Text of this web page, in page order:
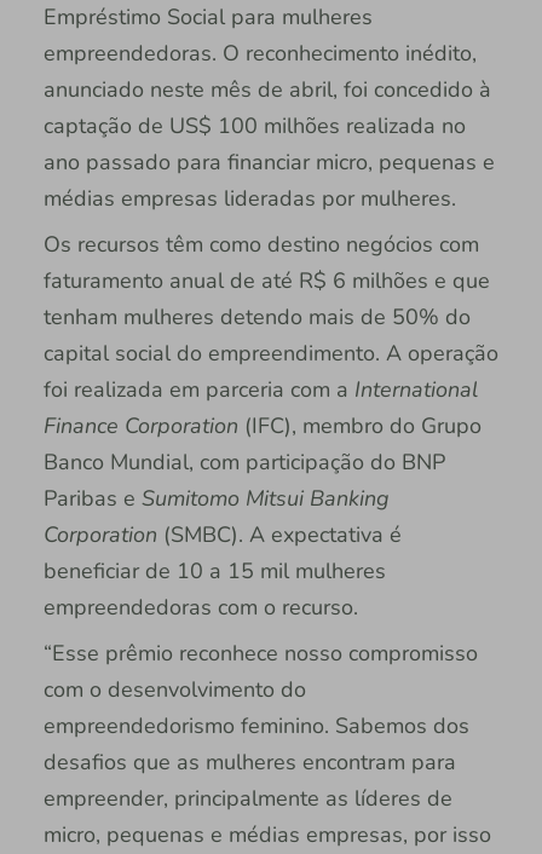
Empréstimo Social para mulheres
empreendedoras. O reconhecimento inédito,
anunciado neste mês de abril, foi concedido à
captação de US$ 100 milhões realizada no
ano passado para financiar micro, pequenas e
médias empresas lideradas por mulheres.
Os recursos têm como destino negócios com
faturamento anual de até R$ 6 milhões e que
tenham mulheres detendo mais de 50% do
capital social do empreendimento. A operação
foi realizada em parceria com a International
Finance Corporation (IFC), membro do Grupo
Banco Mundial, com participação do BNP
Paribas e Sumitomo Mitsui Banking
Corporation (SMBC). A expectativa é
beneficiar de 10 a 15 mil mulheres
empreendedoras com o recurso.
“Esse prêmio reconhece nosso compromisso
com o desenvolvimento do
empreendedorismo feminino. Sabemos dos
desafios que as mulheres encontram para
empreender, principalmente as líderes de
micro, pequenas e médias empresas, por isso